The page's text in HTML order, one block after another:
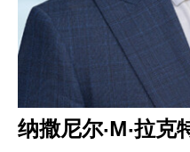
纳撒尼尔·M·拉克